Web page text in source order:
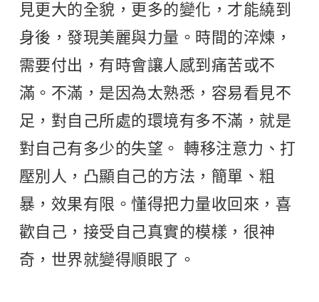
見更大的全貌，更多的變化，才能繞到
身後，發現美麗與力量。時間的淬煉，
需要付出，有時會讓人感到痛苦或不
滿。不滿，是因為太熟悉，容易看見不
足，對自己所處的環境有多不滿，就是
對自己有多少的失望。 轉移注意力、打
壓別人，凸顯自己的方法，簡單、粗
暴，效果有限。懂得把力量收回來，喜
歡自己，接受自己真實的模樣，很神
奇，世界就變得順眼了。